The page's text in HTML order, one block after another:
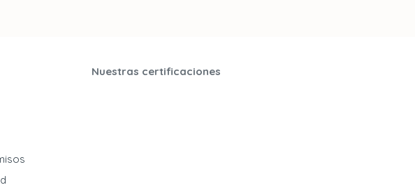
Nuestras certificaciones